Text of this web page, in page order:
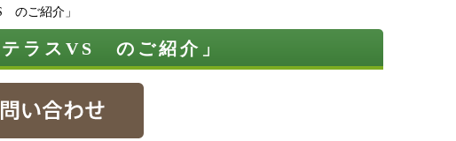
のご紹介」
ラスVS のご紹介」